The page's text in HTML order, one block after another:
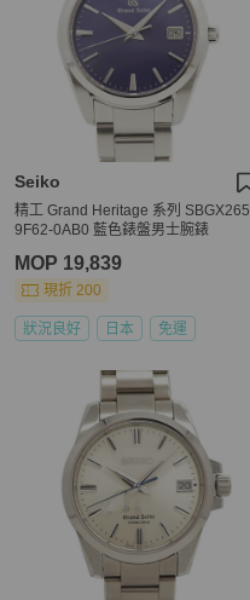
Seiko
精工 Grand Heritage 系列 SBGX265
9F62-0AB0 藍色錶盤男士腕錶
MOP 19,839
現折 200
狀況良好 日本 免運